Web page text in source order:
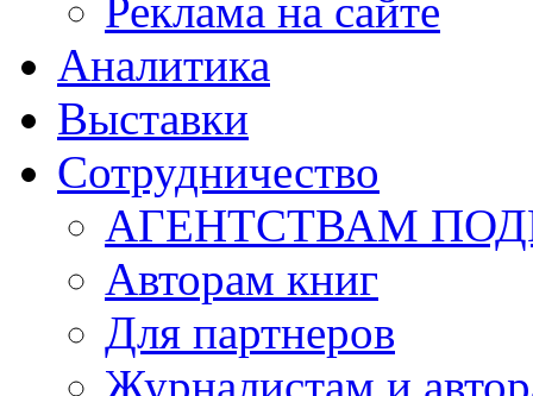
Реклама на сайте
Аналитика
Выставки
Сотрудничество
АГЕНТСТВАМ
Авторам книг
Для партнеров
Журналистам и